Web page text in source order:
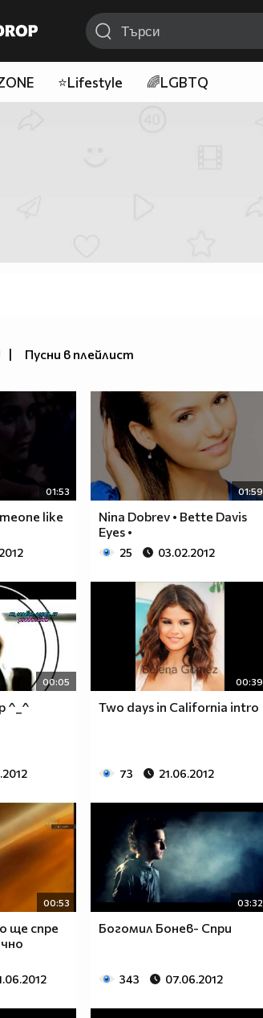
⭐Lifestyle 🌈LGBTQ
| Пусни в плейлист
01:53
like
01:59
Nina Dobrev • Bette Davis
Eyes •
25 03.02.2012
00:05
^_^
00:39
Two days in California intro
73 21.06.2012
00:53
ще спре
03:32
Богомил Бонев- Спри
343 07.06.2012